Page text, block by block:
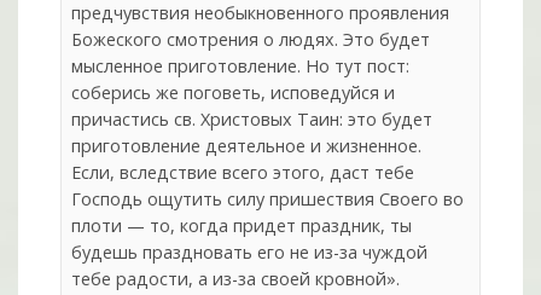
предчувствия необыкновенного проявления
Божеского смотрения о людях. Это будет
мысленное приготовление. Но тут пост:
соберись же поговеть, исповедуйся и
причастись св. Христовых Таин: это будет
приготовление деятельное и жизненное.
Если, вследствие всего этого, даст тебе
Господь ощутить силу пришествия Своего во
плоти — то, когда придет праздник, ты
будешь праздновать его не из-за чуждой
тебе радости, а из-за своей кровной».